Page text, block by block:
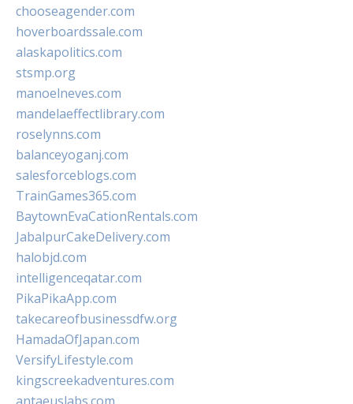
chooseagender.com
hoverboardssale.com
alaskapolitics.com
stsmp.org
manoelneves.com
mandelaeffectlibrary.com
roselynns.com
balanceyoganj.com
salesforceblogs.com
TrainGames365.com
BaytownEvaCationRentals.com
JabalpurCakeDelivery.com
halobjd.com
intelligenceqatar.com
PikaPikaApp.com
takecareofbusinessdfw.org
HamadaOfJapan.com
VersifyLifestyle.com
kingscreekadventures.com